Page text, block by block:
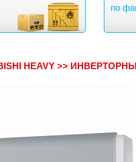
по
HEAVY>>